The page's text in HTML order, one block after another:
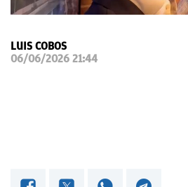
LUIS COBOS
06/06/2026 21:44